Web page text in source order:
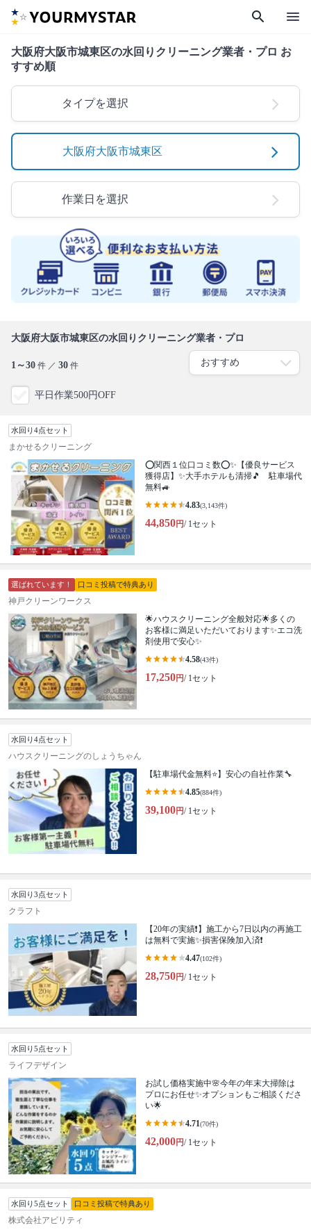
search menu
大阪府大阪市城東区の水回りクリーニング業者・プロ お
すすめ順
タイプを選択
大阪府大阪市城東区
作業日を選択
大阪府大阪市城東区の水回りクリーニング業者・プロ
1～30 件 ／ 30 件
平日作業500円OFF
水回り4点セット
まかせるクリーニング
⭕関西１位口コミ数⭕✨【優良サービス
獲得店】✨大手ホテルも清掃🎵 駐車場代
無料🚙
4.83(3,143件)
44,850円/ 1セット
選ばれています！ 口コミ投稿で特典あり
神戸クリーンワークス
🌟ハウスクリーニング全般対応🌟多くの
お客様に満足いただいております✨エコ洗
剤使用で安心✨
4.58(43件)
17,250円/ 1セット
水回り4点セット
ハウスクリーニングのしょうちゃん
【駐車場代金無料⭐️】安心の自社作業🔧
4.85(884件)
39,100円/ 1セット
水回り3点セット
クラフト
【20年の実績❗️】施工から7日以内の再施工
は無料で実施✨損害保険加入済❗️
4.47(102件)
28,750円/ 1セット
水回り5点セット
ライフデザイン
お試し価格実施中🌸今年の年末大掃除は
プロにお任せ✨オプションもご相談くださ
い🌟
4.71(70件)
42,000円/ 1セット
水回り5点セット 口コミ投稿で特典あり
株式会社アビリティ